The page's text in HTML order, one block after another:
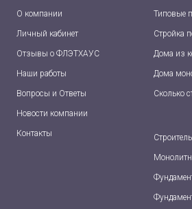
О компании
Личный кабинет
Отзывы о ФЛЭТХАУС
Наши работы
Вопросы и Ответы
Новости компании
Контакты
Типовые
Стройка
Дома из
Дома
Сколько
Строи